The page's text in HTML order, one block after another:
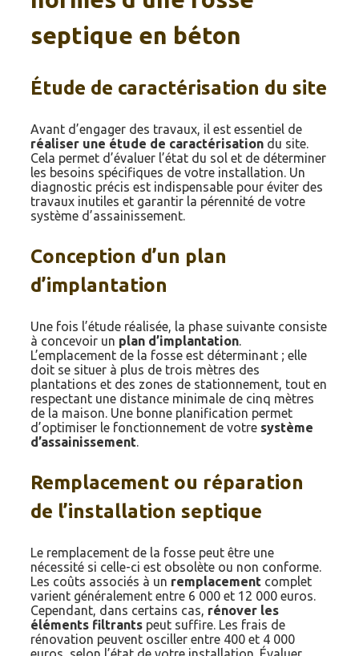
septique en béton
Étude de caractérisation du site
Avant d’engager des travaux, il est essentiel de
réaliser une étude de caractérisation du site.
Cela permet d’évaluer l’état du sol et de déterminer
les besoins spécifiques de votre installation. Un
diagnostic précis est indispensable pour éviter des
travaux inutiles et garantir la pérennité de votre
système d’assainissement.
Conception d’un plan
d’implantation
Une fois l’étude réalisée, la phase suivante consiste
à concevoir un plan d’implantation.
L’emplacement de la fosse est déterminant ; elle
doit se situer à plus de trois mètres des
plantations et des zones de stationnement, tout en
respectant une distance minimale de cinq mètres
de la maison. Une bonne planification permet
d’optimiser le fonctionnement de votre système
d’assainissement.
Remplacement ou réparation
de l’installation septique
Le remplacement de la fosse peut être une
nécessité si celle-ci est obsolète ou non conforme.
Les coûts associés à un remplacement complet
varient généralement entre 6 000 et 12 000 euros.
Cependant, dans certains cas, rénover les
éléments filtrants peut suffire. Les frais de
rénovation peuvent osciller entre 400 et 4 000